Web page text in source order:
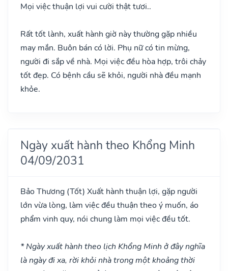
Mọi việc thuận lợi vui cười thật tươi..
Rất tốt lành, xuất hành giờ này thường gặp nhiều
may mắn. Buôn bán có lời. Phụ nữ có tin mừng,
người đi sắp về nhà. Mọi việc đều hòa hợp, trôi chảy
tốt đẹp. Có bệnh cầu sẽ khỏi, người nhà đều mạnh
khỏe.
Ngày xuất hành theo Khổng Minh
04/09/2031
Bảo Thương (Tốt) Xuất hành thuận lợi, gặp người
lớn vừa lòng, làm việc đều thuận theo ý muốn, áo
phẩm vinh quy, nói chung làm mọi việc đều tốt.
* Ngày xuất hành theo lịch Khổng Minh ở đây nghĩa
là ngày đi xa, rời khỏi nhà trong một khoảng thời